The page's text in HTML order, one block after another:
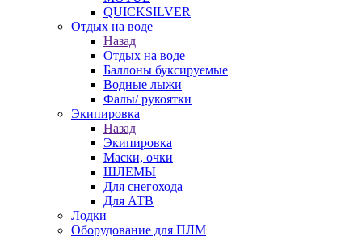
QUICKSILVER
Отдых на воде
Назад
Отдых на воде
Баллоны буксируемые
Водные лыжи
Фалы/ рукоятки
Экипировка
Назад
Экипировка
Маски, очки
ШЛЕМЫ
Для снегохода
Для АТВ
Лодки
Оборудование для ПЛМ